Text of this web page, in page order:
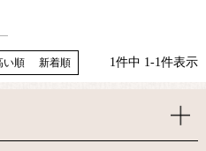
い順 新着順 1件中 1-1件表示